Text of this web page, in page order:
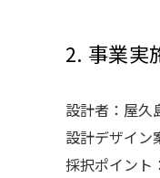
2. 事業実
設計者：屋久
設計デザイン
採択ポイント